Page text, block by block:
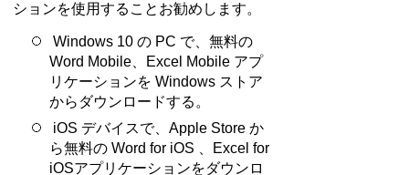
ションを使用することお勧めします。
Windows 10 の PC で、無料の
Word Mobile、Excel Mobile アプ
リケーションを Windows ストア
からダウンロードする。
iOS デバイスで、Apple Store か
ら無料の Word for iOS 、Excel for
iOSアプリケーションをダウンロ